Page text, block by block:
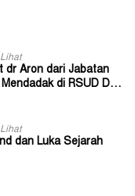
dr Aron dari Jabatan
di RSUD Dok
dan Luka Sejarah